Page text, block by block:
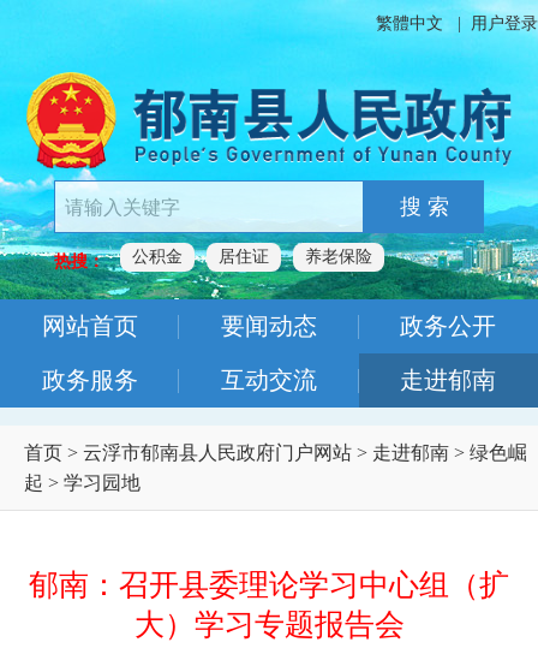
繁體中文 用户登录
搜 索
热搜： 公积金 居住证 养老保险
网站首页 要闻动态 政务公开
政务服务 互动交流 走进郁南
首页 > 云浮市郁南县人民政府门户网站 > 走进郁南 > 绿色崛
起 > 学习园地
郁南：召开县委理论学习中心组（扩
大）学习专题报告会